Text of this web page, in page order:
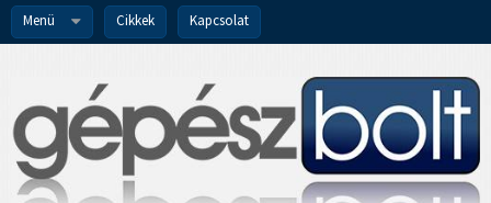
Menü Cikkek Kapcsolat